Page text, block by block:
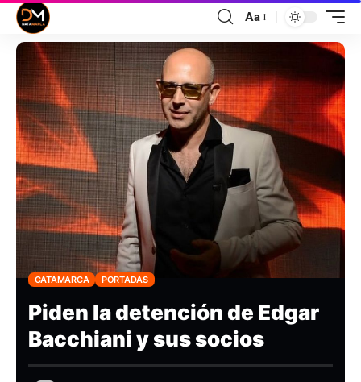
Aa
CATAMARCA PORTADAS
Piden la detención de Edgar
Bacchiani y sus socios